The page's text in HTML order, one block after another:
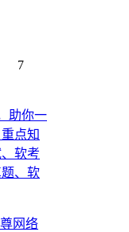
7
网络